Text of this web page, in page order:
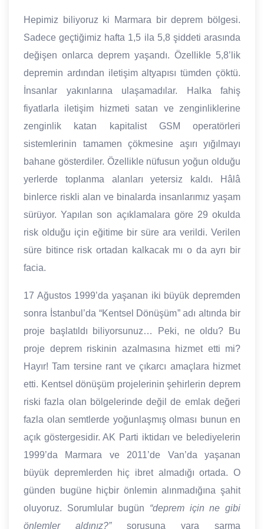
Hepimiz biliyoruz ki Marmara bir deprem bölgesi.
Sadece geçtiğimiz hafta 1,5 ila 5,8 şiddeti arasında
değişen onlarca deprem yaşandı. Özellikle 5,8’lik
depremin ardından iletişim altyapısı tümden çöktü.
İnsanlar yakınlarına ulaşamadılar. Halka fahiş
fiyatlarla iletişim hizmeti satan ve zenginliklerine
zenginlik katan kapitalist GSM operatörleri
sistemlerinin tamamen çökmesine aşırı yığılmayı
bahane gösterdiler. Özellikle nüfusun yoğun olduğu
yerlerde toplanma alanları yetersiz kaldı. Hâlâ
binlerce riskli alan ve binalarda insanlarımız yaşam
sürüyor. Yapılan son açıklamalara göre 29 okulda
risk olduğu için eğitime bir süre ara verildi. Verilen
süre bitince risk ortadan kalkacak mı o da ayrı bir
facia.
17 Ağustos 1999’da yaşanan iki büyük depremden
sonra İstanbul’da “Kentsel Dönüşüm” adı altında bir
proje başlatıldı biliyorsunuz… Peki, ne oldu? Bu
proje deprem riskinin azalmasına hizmet etti mi?
Hayır! Tam tersine rant ve çıkarcı amaçlara hizmet
etti. Kentsel dönüşüm projelerinin şehirlerin deprem
riski fazla olan bölgelerinde değil de emlak değeri
fazla olan semtlerde yoğunlaşmış olması bunun en
açık göstergesidir. AK Parti iktidarı ve belediyelerin
1999’da Marmara ve 2011’de Van’da yaşanan
büyük depremlerden hiç ibret almadığı ortada. O
günden bugüne hiçbir önlemin alınmadığına şahit
oluyoruz. Sorumlular bugün “deprem için ne gibi
önlemler aldınız?” sorusuna yara sarma